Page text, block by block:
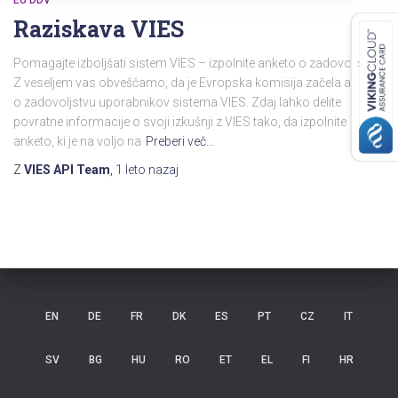
Raziskava VIES
Pomagajte izboljšati sistem VIES – izpolnite anketo o zadovoljstvu!
Z veseljem vas obveščamo, da je Evropska komisija začela anketo
o zadovoljstvu uporabnikov sistema VIES. Zdaj lahko delite
povratne informacije o svoji izkušnji z VIES tako, da izpolnite
anketo, ki je na voljo na Preberi več…
Z VIES API Team 1 leto nazaj
EN DE FR DK ES PT CZ IT
SV BG HU RO ET EL FI HR